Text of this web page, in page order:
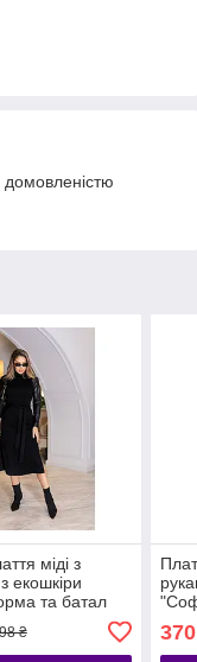
міді з
екошкіри
та батал
₴ 370